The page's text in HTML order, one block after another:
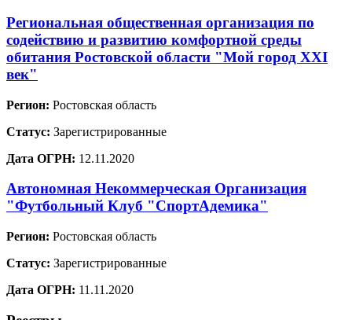
Региональная общественная организация по
содействию и развитию комфортной среды
обитания Ростовской области "Мой город XXI
век"
Регион: Ростовская область
Статус: Зарегистрированные
Дата ОГРН: 12.11.2020
Автономная Некоммерческая Организация
"Футбольный Клуб "СпортАдемика"
Регион: Ростовская область
Статус: Зарегистрированные
Дата ОГРН: 11.11.2020